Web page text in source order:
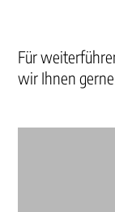
Für
wir Ihnen